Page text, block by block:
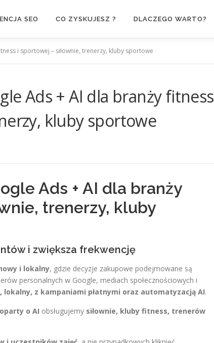
SEO CO ZYSKUJESZ ? DLACZEGO WARTO?
i sportowej – siłownie, trenerzy, kluby sportowe
Ads + AI dla branży fitness
kluby sportowe
Ads + AI dla branży
trenerzy, kluby
i zwiększa frekwencję
i lokalny, gdzie decyzje zakupowe podejmowane są
personalnych w Google, mediach społecznościowych i
lokalny, z kampaniami płatnymi oraz automatyzacją AI.
o AI obsługujemy siłownie, kluby fitness, trenerów